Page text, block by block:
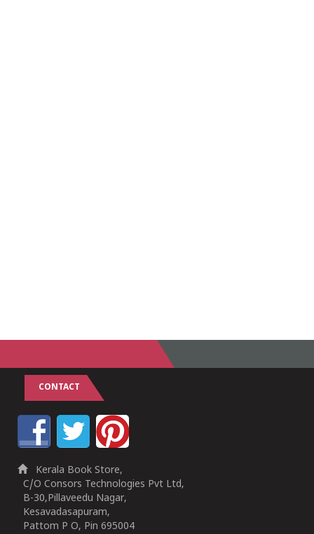
CONTACT
Kerala Book Store,
C/O Consors Technologies Pvt Ltd,
B-30,Pillaveedu Nagar,
Kesavadasapuram,
Pattom P O, Pin 695004